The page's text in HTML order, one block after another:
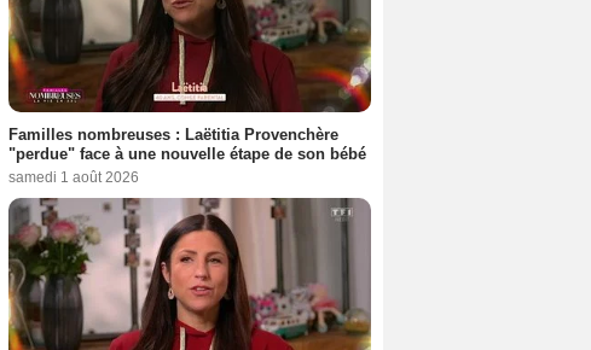
Familles nombreuses : Laëtitia Provenchère
"perdue" face à une nouvelle étape de son bébé
samedi 1 août 2026